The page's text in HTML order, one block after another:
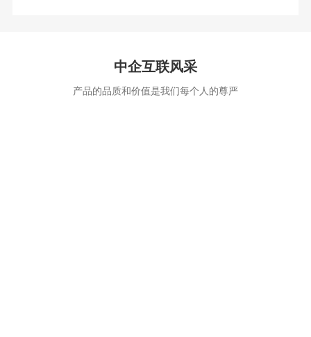
中企互联风采
产品的品质和价值是我们每个人的尊严